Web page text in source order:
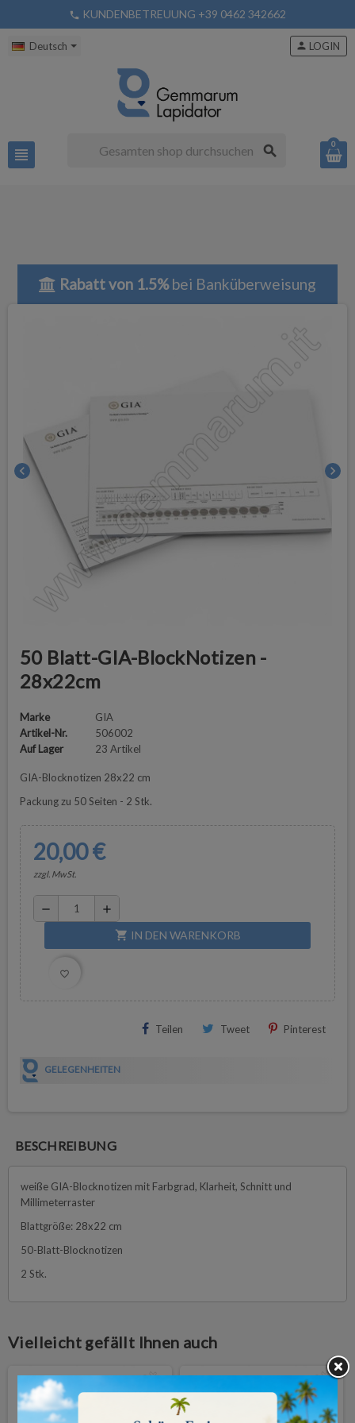
phone KUNDENBETREUUNG +39 0462 342662
Deutsch
view_headline search
person LOGIN
0
Rabatt von 1.5%bei Banküberweisung
chevron_left chevron_right
50 Blatt-GIA-BlockNotizen -
28x22cm
Marke
GIA
Artikel-Nr.
506002
Auf Lager
23 Artikel
GIA-Blocknotizen 28x22 cm
Packung zu 50 Seiten - 2 Stk.
20,00 €
zzgl. MwSt.
remove add
shopping_cart IN DEN WARENKORB
favorite_border
Teilen Tweet Pinterest
GELEGENHEITEN
BESCHREIBUNG
weiße GIA-Blocknotizen mit Farbgrad, Klarheit, Schnitt und
Millimeterraster
Blattgröße: 28x22 cm
50-Blatt-Blocknotizen
2 Stk.
Vielleicht gefällt Ihnen auch